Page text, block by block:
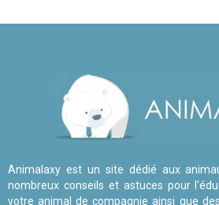
Animalaxy est un site dédié aux
nombreux conseils et astuces pour
votre animal de compagnie ainsi que